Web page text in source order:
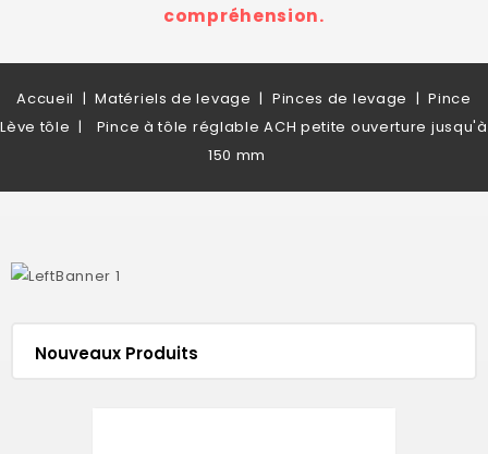
compréhension.
Accueil Matériels de levage Pinces de levage
Pince
Lève tôle
Pince à tôle réglable ACH petite ouverture jusqu'à
150 mm
Nouveaux Produits